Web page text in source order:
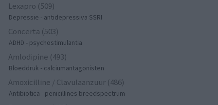
Lexapro (509)
Depressie - antidepressiva SSRI
Concerta (503)
ADHD - psychostimulantia
Amlodipine (493)
Bloeddruk - calciumantagonisten
Amoxicilline / Clavulaanzuur (486)
Antibiotica - penicillines breedspectrum